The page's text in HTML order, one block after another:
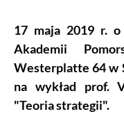
17 maja 2019 r.
Akademii
Westerplatte 64 w
na wykład prof.
"Teoria strategii".